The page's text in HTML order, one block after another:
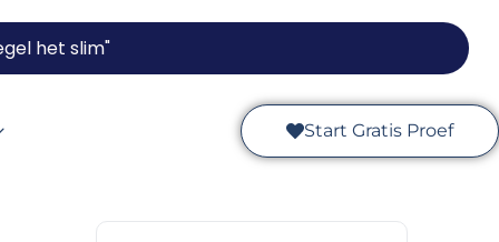
het slim"
Start Gratis Proef